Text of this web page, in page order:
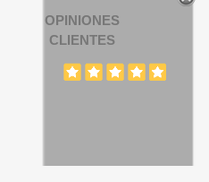
OPINIONES
CLIENTES